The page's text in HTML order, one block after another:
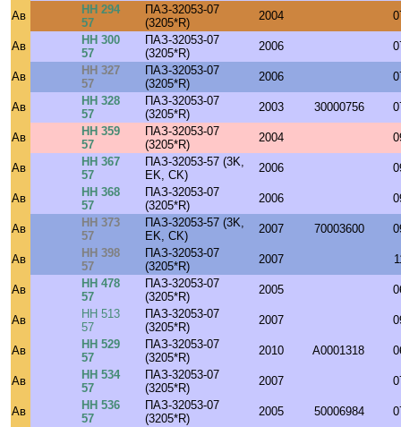
Ав
НН 294
57
ПАЗ-32053-07
(3205*R)
2004
Ав
НН 300
57
ПАЗ-32053-07
(3205*R)
2006
Ав
НН 327
57
ПАЗ-32053-07
(3205*R)
2006
Ав
НН 328
57
ПАЗ-32053-07
(3205*R)
2003 30000756
Ав
НН 359
57
ПАЗ-32053-07
(3205*R)
2004
Ав
НН 367
57
ПАЗ-32053-57 (3K,
EK, CK)
2006
Ав
НН 368
57
ПАЗ-32053-07
(3205*R)
2006
Ав
НН 373
57
ПАЗ-32053-57 (3K,
EK, CK)
2007 70003600
Ав
НН 398
57
ПАЗ-32053-07
(3205*R)
2007
Ав
НН 478
57
ПАЗ-32053-07
(3205*R)
2005
Ав
НН 513
57
ПАЗ-32053-07
(3205*R)
2007
Ав
НН 529
57
ПАЗ-32053-07
(3205*R)
2010 A0001318
Ав
НН 534
57
ПАЗ-32053-07
(3205*R)
2007
Ав
НН 536
57
ПАЗ-32053-07
(3205*R)
2005 50006984